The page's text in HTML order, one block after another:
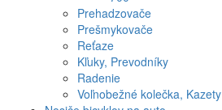
Prehadzovače
Prešmykovače
Reťaze
Kľuky, Prevodníky
Radenie
Voľnobežné kolečka, Kazety